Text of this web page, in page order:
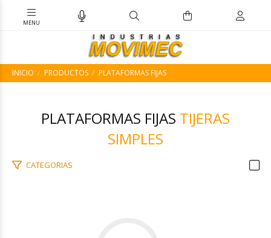
INICIO PRODUCTOS PLATAFORMAS FIJAS
PLATAFORMAS FIJAS TIJERAS
SIMPLES
CATEGORIAS